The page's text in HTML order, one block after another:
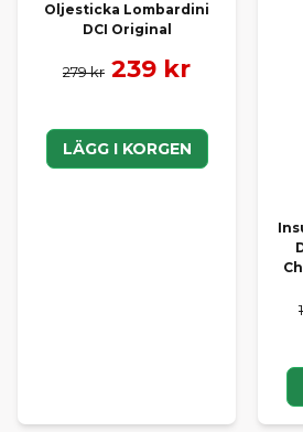
Oljesticka Lombardini
DCI Original
279 kr 239 kr
LÄGG I KORGEN